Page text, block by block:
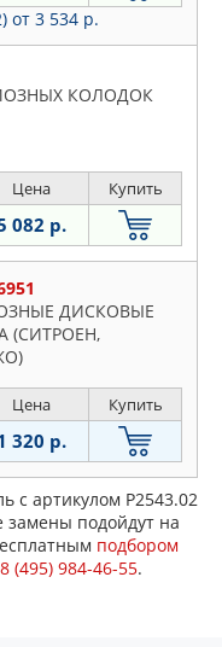
от 3 534 р.
КОЛОДОК
Цена Купить
082 р.
ДИСКОВЫЕ
(СИТРОЕН,
Цена Купить
320 р.
с артикулом P2543.02
замены подойдут на
подбором
8 (495) 984-46-55.